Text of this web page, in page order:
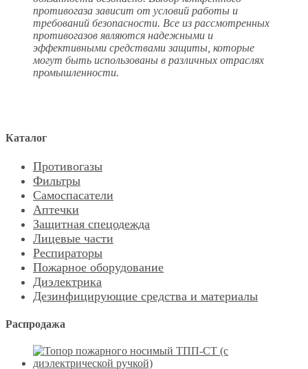
противогаза зависит от условий работы и
требований безопасности. Все из рассмотренных
противогазов являются надежными и
эффективными средствами защиты, которые
могут быть использованы в различных отраслях
промышленности.
Каталог
Противогазы
Фильтры
Самоспасатели
Аптечки
Защитная спецодежда
Лицевые части
Респираторы
Пожарное оборудование
Диэлектрика
Дезинфицирующие средства и материалы
Распродажа